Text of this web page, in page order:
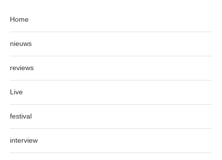
Home
nieuws
reviews
Live
festival
interview